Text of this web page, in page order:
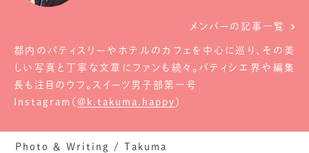
メンバーの記事一覧
都内のパティスリーやホテルのカフェを中心に巡り、その美
しい写真と丁寧な文章にファンも続々。パティシエ界や編集
長も注目のウフ。スイーツ男子部第一号
Instagram（ @k.takuma.happy ）
Photo ＆ Writing / Takuma